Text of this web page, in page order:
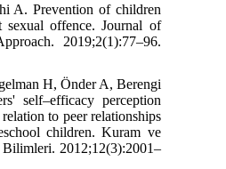
A. Prevention of children
sexual offence. Journal of
2019;2(1):77–96.
H, Önder A, Berengi
self–efficacy perception
relation to peer relationships
children. Kuram ve
Bilimleri. 2012;12(3):2001–